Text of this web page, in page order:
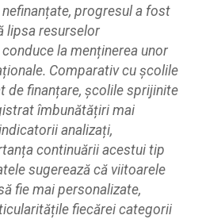
progresul a fost
lipsa resurselor
la menținerea unor
Comparativ cu școlile
de finanțare, școlile sprijinite
îmbunătățiri mai
analizați,
continuării acestui tip
sugerează că viitoarele
fie mai personalizate,
fiecărei categorii